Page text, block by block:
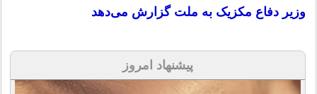
وزیر دفاع مکزیک به ملت گزارش می‌دهد
پیشنهاد امروز